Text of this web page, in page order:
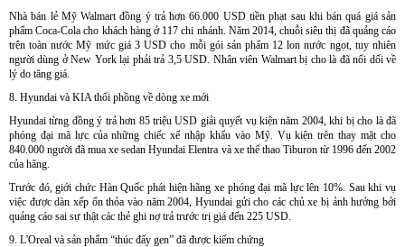
Nhà bán lẻ Mỹ Walmart đồng ý trả hơn 66.000 USD tiền phạt sau khi bán quá giá sản
phẩm Coca-Cola cho khách hàng ở 117 chi nhánh. Năm 2014, chuỗi siêu thị đã quảng cáo
trên toàn nước Mỹ mức giá 3 USD cho mỗi gói sản phẩm 12 lon nước ngọt, tuy nhiên
người dùng ở New York lại phải trả 3,5 USD. Nhân viên Walmart bị cho là đã nối dối về
lý do tăng giá.
8. Hyundai và KIA thổi phồng về dòng xe mới
Hyundai từng đồng ý trả hơn 85 triệu USD giải quyết vụ kiện năm 2004, khi bị cho là đã
phóng đại mã lực của những chiếc xế nhập khẩu vào Mỹ. Vụ kiện trên thay mặt cho
840.000 người đã mua xe sedan Hyundai Elentra và xe thể thao Tiburon từ 1996 đến 2002
của hãng.
Trước đó, giới chức Hàn Quốc phát hiện hãng xe phóng đại mã lực lên 10%. Sau khi vụ
việc được dàn xếp ổn thỏa vào năm 2004, Hyundai gửi cho các chủ xe bị ảnh hưởng bởi
quảng cáo sai sự thật các thẻ ghi nợ trả trước trị giá đến 225 USD.
9. L'Oreal và sản phẩm “thúc đẩy gen” đã được kiểm chứng